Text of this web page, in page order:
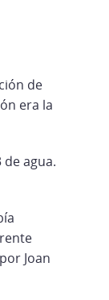
de
era la
agua.
Joan